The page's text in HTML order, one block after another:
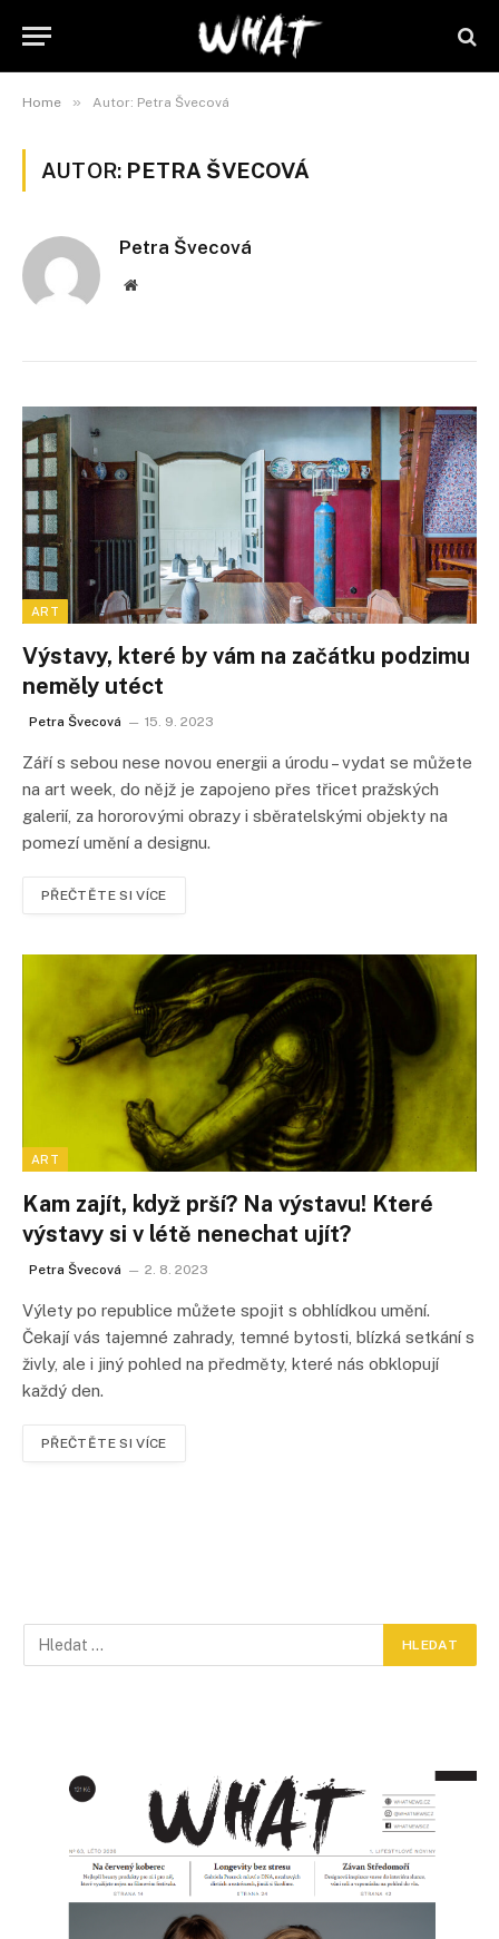
Home » Autor: Petra Švecová
AUTOR: PETRA ŠVECOVÁ
Petra Švecová
Webové
ART
Výstavy, které by vám na začátku podzimu
neměly utéct
Petra Švecová 15. 9. 2023
Září s sebou nese novou energii a úrodu – vydat se můžete
na art week, do nějž je zapojeno přes třicet pražských
galerií, za hororovými obrazy i sběratelskými objekty na
pomezí umění a designu.
PŘEČTĚTE SI VÍCE
ART
Kam zajít, když prší? Na výstavu! Které
výstavy si v létě nenechat ujít?
Petra Švecová 2. 8. 2023
Výlety po republice můžete spojit s obhlídkou umění.
Čekají vás tajemné zahrady, temné bytosti, blízká setkání s
živly, ale i jiný pohled na předměty, které nás obklopují
každý den.
PŘEČTĚTE SI VÍCE